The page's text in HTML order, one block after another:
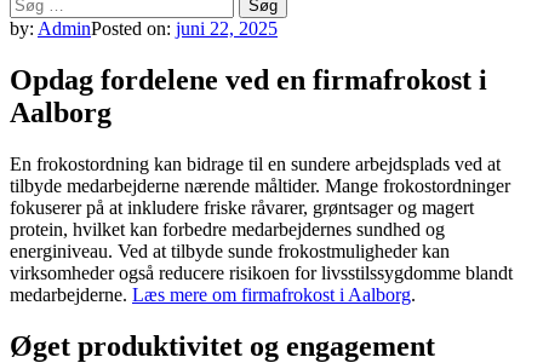
efter:
by: AdminPosted on: juni 22, 2025
Opdag fordelene ved en firmafrokost i
Aalborg
En frokostordning kan bidrage til en sundere arbejdsplads ved at
tilbyde medarbejderne nærende måltider. Mange frokostordninger
fokuserer på at inkludere friske råvarer, grøntsager og magert
protein, hvilket kan forbedre medarbejdernes sundhed og
energiniveau. Ved at tilbyde sunde frokostmuligheder kan
virksomheder også reducere risikoen for livsstilssygdomme blandt
medarbejderne. Læs mere om firmafrokost i Aalborg.
Øget produktivitet og engagement